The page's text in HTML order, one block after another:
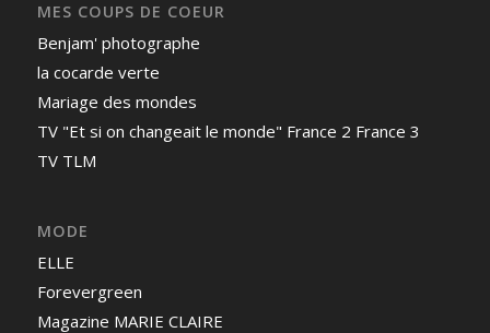
MES COUPS DE COEUR
Benjam' photographe
la cocarde verte
Mariage des mondes
TV "Et si on changeait le monde" France 2 France 3
TV TLM
MODE
ELLE
Forevergreen
Magazine MARIE CLAIRE